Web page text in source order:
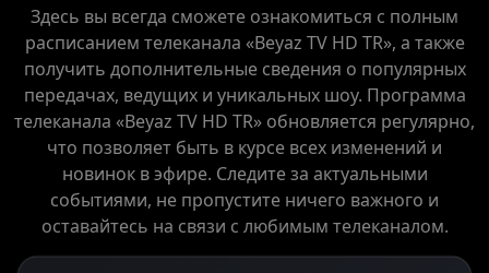
Здесь вы всегда сможете ознакомиться с полным
расписанием телеканала «Beyaz TV HD TR», а также
получить дополнительные сведения о популярных
передачах, ведущих и уникальных шоу. Программа
телеканала «Beyaz TV HD TR» обновляется регулярно,
что позволяет быть в курсе всех изменений и
новинок в эфире. Следите за актуальными
событиями, не пропустите ничего важного и
оставайтесь на связи с любимым телеканалом.